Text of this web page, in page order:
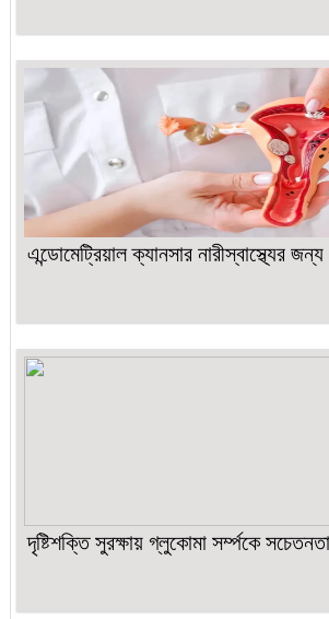
এন্ডোমেট্রিয়াল ক্যানসার নারীস্বাস্থ্যের জন্য
দৃষ্টিশক্তি সুরক্ষায় গ্লুকোমা সর্ম্পকে সচেতনতা